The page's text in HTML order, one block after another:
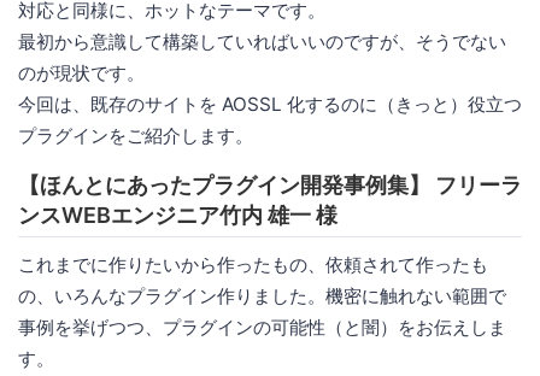
対応と同様に、ホットなテーマです。
最初から意識して構築していればいいのですが、そうでない
のが現状です。
今回は、既存のサイトを AOSSL 化するのに（きっと）役立つ
プラグインをご紹介します。
【ほんとにあったプラグイン開発事例集】 フリーラ
ンスWEBエンジニア竹内 雄一 様
これまでに作りたいから作ったもの、依頼されて作ったも
の、いろんなプラグイン作りました。機密に触れない範囲で
事例を挙げつつ、プラグインの可能性（と闇）をお伝えしま
す。